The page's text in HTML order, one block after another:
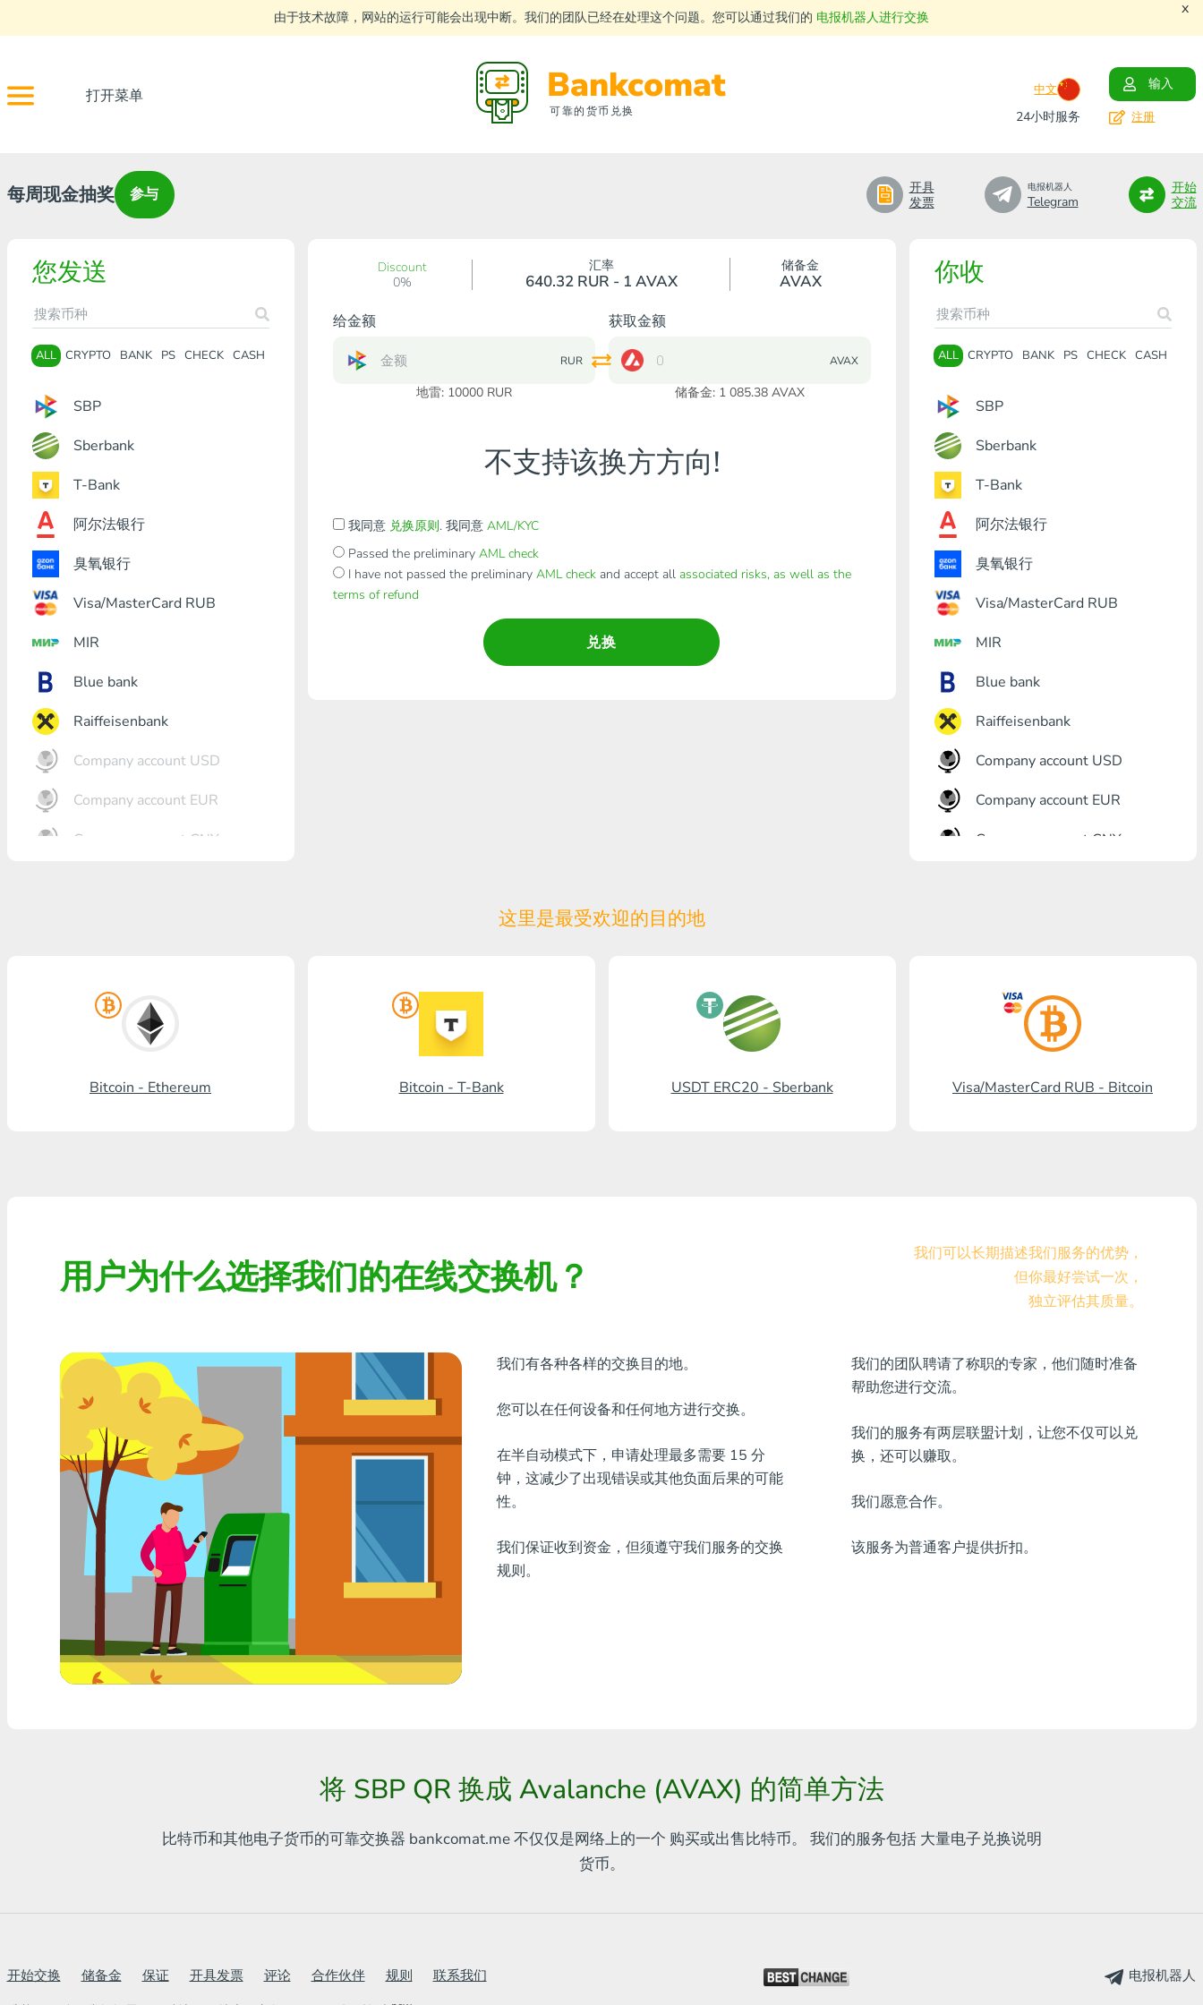
由于技术故障，网站的运行可能会出现中断。我们的团队已经在处理这个问题。您可以通过我们的 电报机器人进行交换 x
打开菜单 Bankcomat
可靠的货币兑换
中文
输入
24小时服务
注册
每周现金抽奖 参与
开具
发票
电报机器人
Telegram
开始
交流
您发送
ALL CRYPTO BANK PS CHECK CASH
SBP
Sberbank
T-Bank
阿尔法银行
臭氧银行
Visa/MasterCard RUB
MIR
Blue bank
Raiffeisenbank
Company account USD
Company account EUR
Company account CNY
Promsvyazbank
Russian standard银行
Visa/MasterCard USD
首页信贷银行
任何一家MDL银行
任何AMD银行
任何银行KGS
任何银行UZS
任何银行凝胶
任何银行PLN
任何银行THB
Visa/MasterCard MDL
Dash
你收
ALL CRYPTO BANK PS CHECK CASH
SBP
Sberbank
T-Bank
阿尔法银行
臭氧银行
Visa/MasterCard RUB
MIR
Blue bank
Raiffeisenbank
Company account USD
Company account EUR
Company account CNY
Promsvyazbank
Russian standard银行
Visa/MasterCard USD
Visa/MasterCard EUR
首页信贷银行
任何AMD银行
任何银行凝胶
Discount
0%
汇率
640.32 RUR - 1 AVAX
储备金
AVAX
给金额
RUR
地雷: 10000RUR
获取金额
AVAX
储备金: 1 085.38 AVAX
不支持该换方方向!
我同意 兑换原则. 我同意 AML/KYC
Passed the preliminary AML check
I have not passed the preliminary AML checkand accept all associated risks, as well as the
terms of refund
兑换
这里是最受欢迎的目的地
Bitcoin - Ethereum Bitcoin - T-Bank USDT ERC20 - Sberbank Visa/MasterCard RUB - Bitcoin
用户为什么选择我们的在线交换机？
我们可以长期描述我们服务的优势，
但你最好尝试一次，
独立评估其质量。
我们有各种各样的交换目的地。
您可以在任何设备和任何地方进行交换。
在半自动模式下，申请处理最多需要 15 分
钟，这减少了出现错误或其他负面后果的可能
性。
我们保证收到资金，但须遵守我们服务的交换
规则。
我们的团队聘请了称职的专家，他们随时准备
帮助您进行交流。
我们的服务有两层联盟计划，让您不仅可以兑
换，还可以赚取。
我们愿意合作。
该服务为普通客户提供折扣。
将 SBP QR 换成 Avalanche (AVAX) 的简单方法
比特币和其他电子货币的可靠交换器 bankcomat.me 不仅仅是网络上的一个 购买或出售比特币。 我们的服务包括 大量电子兑换说明
货币。
电报机器人
开始交换 储备金 保证 开具发票 评论 合作伙伴 规则 联系我们